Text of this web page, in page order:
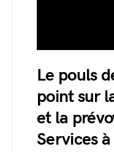
Le pouls
point sur
et la
Services